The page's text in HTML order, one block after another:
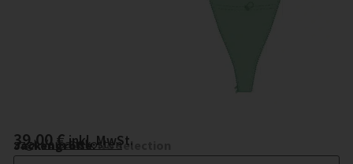
39,00€inkl. MwSt.
zzgl.Versandkosten
Jackengröße:No selection